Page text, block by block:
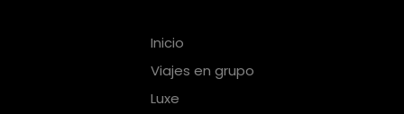
Inicio
Viajes en grupo
Luxe